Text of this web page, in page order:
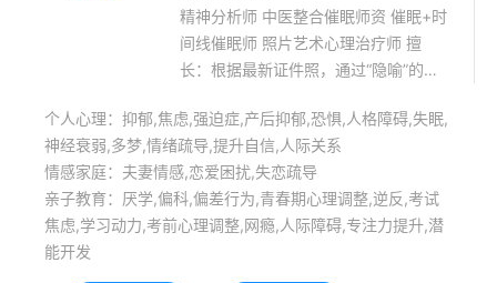
精神分析师 中医整合催眠师资 催眠+时
间线催眠师 照片艺术心理治疗师 擅
长：根据最新证件照，通过“隐喻”的言
命状态和社会功能之间的关系。
个人心理：抑郁,焦虑,强迫症,产后抑郁,恐惧,人格障碍,失眠,
神经衰弱,多梦,情绪疏导,提升自信,人际关系
情感家庭：夫妻情感,恋爱困扰,失恋疏导
亲子教育：厌学,偏科,偏差行为,青春期心理调整,逆反,考试
焦虑,学习动力,考前心理调整,网瘾,人际障碍,专注力提升,潜
能开发